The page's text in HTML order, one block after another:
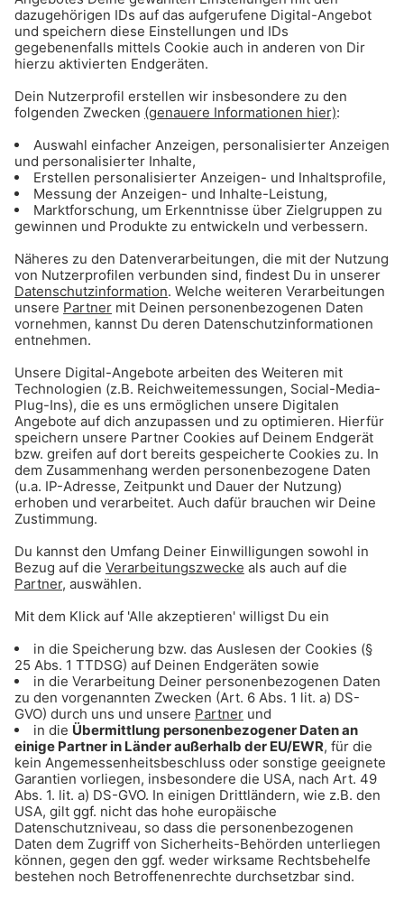
schon-wer"
Wenn Chuck Norris Liegestützen macht,
drückt er die Welt nach unten
Wenn Chuck Norris in den Himmel schaut,
fangen die Wolken vor Angst an zu
schwitzen. Manche nennen es Regen
Chuck Norris schläft mit einem Kopfkissen
unter seiner Waffe
Chuck Norris wird nie einen Oscar als
schauspielert
Der Film "300" sollte eigentlich "1 - Chuck
Norris gegen die Perser" heißen. Aber wer
schaut schon einen 3-Sekunden-Film?
Chuck Norris kann Bälle umkippen!
Chuck Norris hat bei Burger King einen Big
Mac bestellt - und hat ihn bekommen!
Chuck Norris macht Liegestütze und Sit-
ups zur gleichen Zeit
Chuck Norris rasiert sich nicht. Er schärft
die Klinge an seinem Bart
Chuck Norris hat mal einen Anstarr-
Wettbewerb gegen sein Spiegelbild
alleine im Halbkreis aufstellen